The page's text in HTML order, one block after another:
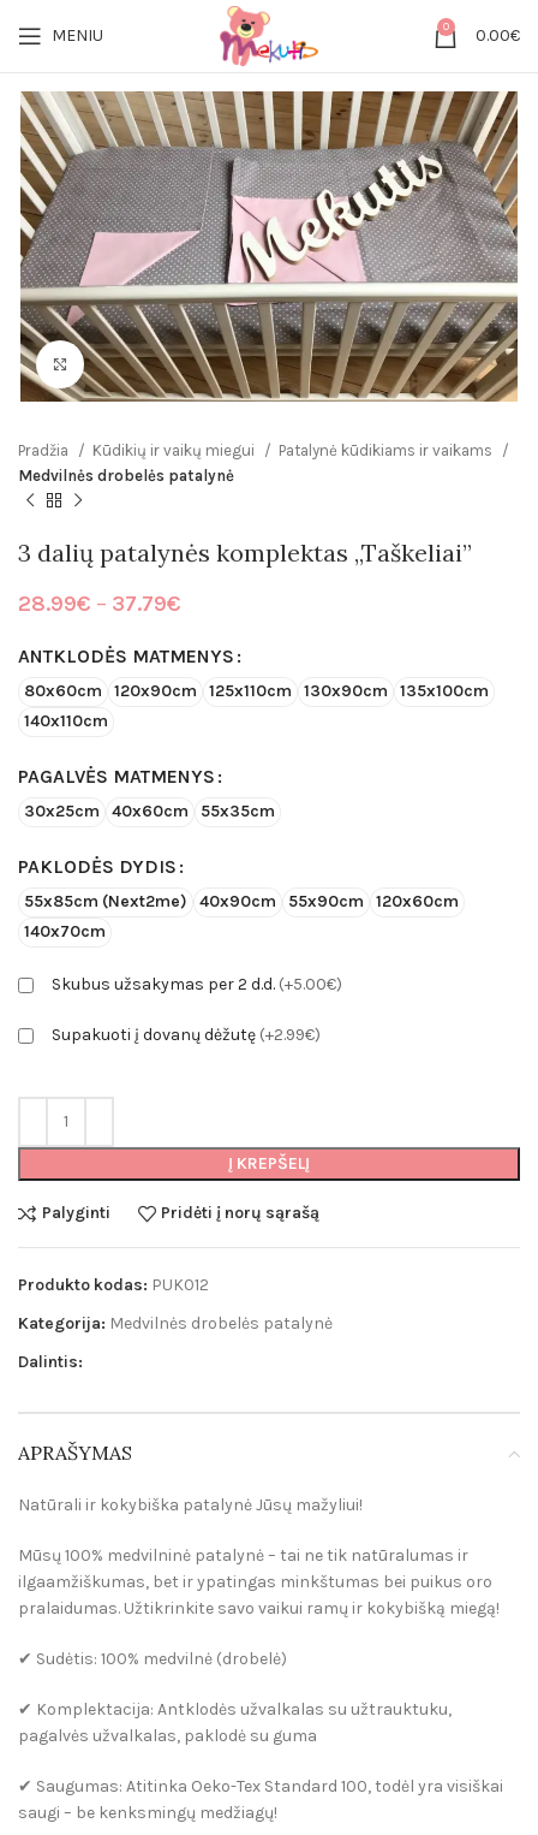
MENIU 0 0.00€
Click to enlarge
Pradžia Kūdikių ir vaikų miegui
Patalynė kūdikiams ir vaikams
Medvilnės drobelės patalynė
3 dalių patalynės komplektas „Taškeliai”
28.99€ – 37.79€
28.99€
37.79€
ANTKLODĖS MATMENYS
80x60cm 120x90cm 125x110cm 130x90cm
135x100cm
140x110cm
PAGALVĖS MATMENYS
30x25cm 40x60cm 55x35cm
PAKLODĖS DYDIS
55x85cm (Next2me) 40x90cm 55x90cm
120x60cm
140x70cm
Skubus užsakymas per 2 d.d. (+5.00€)
Supakuoti į dovanų dėžutę (+2.99€)
Į KREPŠELĮ
Palyginti Pridėti į norų sąrašą
Produkto kodas: PUK012
Kategorija: Medvilnės drobelės patalynė
Dalintis:
APRAŠYMAS
Natūrali ir kokybiška patalynė Jūsų mažyliui!
Mūsų 100% medvilninė patalynė – tai ne tik natūralumas ir
ilgaamžiškumas, bet ir ypatingas minkštumas bei puikus oro
pralaidumas. Užtikrinkite savo vaikui ramų ir kokybišką miegą!
✔ Sudėtis: 100% medvilnė (drobelė)
✔ Komplektacija: Antklodės užvalkalas su užtrauktuku,
pagalvės užvalkalas, paklodė su guma
✔ Saugumas: Atitinka Oeko-Tex Standard 100, todėl yra visiškai
saugi – be kenksmingų medžiagų!